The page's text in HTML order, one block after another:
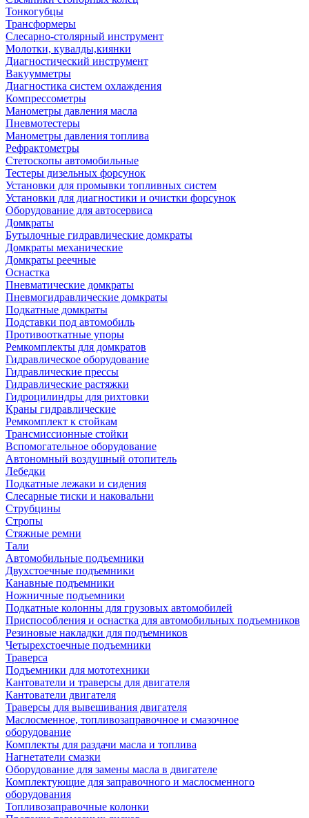
Тонкогубцы
Трансформеры
Слесарно-столярный инструмент
Молотки, кувалды,киянки
Диагностический инструмент
Вакуумметры
Диагностика систем охлаждения
Компрессометры
Манометры давления масла
Пневмотестеры
Манометры давления топлива
Рефрактометры
Стетоскопы автомобильные
Тестеры дизельных форсунок
Установки для промывки топливных систем
Установки для диагностики и очистки форсунок
Оборудование для автосервиса
Домкраты
Бутылочные гидравлические домкраты
Домкраты механические
Домкраты реечные
Оснастка
Пневматические домкраты
Пневмогидравлические домкраты
Подкатные домкраты
Подставки под автомобиль
Противооткатные упоры
Ремкомплекты для домкратов
Гидравлическое оборудование
Гидравлические прессы
Гидравлические растяжки
Гидроцилиндры для рихтовки
Краны гидравлические
Ремкомплект к стойкам
Трансмиссионные стойки
Вспомогательное оборудование
Автономный воздушный отопитель
Лебедки
Подкатные лежаки и сидения
Слесарные тиски и наковальни
Струбцины
Стропы
Стяжные ремни
Тали
Автомобильные подъемники
Двухстоечные подъемники
Канавные подъемники
Ножничные подъемники
Подкатные колонны для грузовых автомобилей
Приспособления и оснастка для автомобильных подъемников
Резиновые накладки для подъемников
Четырехстоечные подъемники
Траверса
Подъемники для мототехники
Кантователи и траверсы для двигателя
Кантователи двигателя
Траверсы для вывешивания двигателя
Маслосменное, топливозаправочное и смазочное
оборудование
Комплекты для раздачи масла и топлива
Нагнетатели смазки
Оборудование для замены масла в двигателе
Комплектующие для заправочного и маслосменного
оборудования
Топливозаправочные колонки